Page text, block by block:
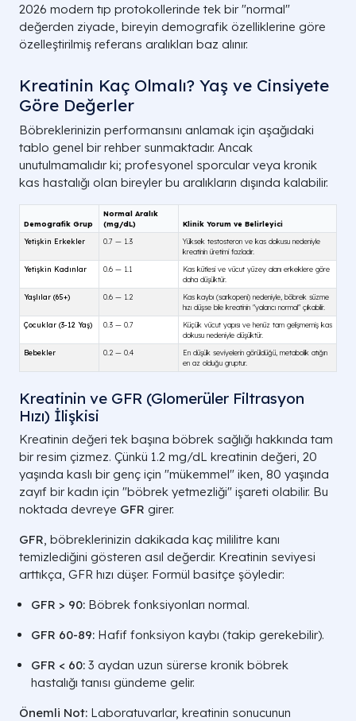
2026 modern tıp protokollerinde tek bir "normal"
değerden ziyade, bireyin demografik özelliklerine göre
özelleştirilmiş referans aralıkları baz alınır.
Kreatinin Kaç Olmalı? Yaş ve Cinsiyete
Göre Değerler
Böbreklerinizin performansını anlamak için aşağıdaki
tablo genel bir rehber sunmaktadır. Ancak
unutulmamalıdır ki; profesyonel sporcular veya kronik
kas hastalığı olan bireyler bu aralıkların dışında kalabilir.
Kreatinin ve GFR (Glomerüler Filtrasyon
Hızı) İlişkisi
Kreatinin değeri tek başına böbrek sağlığı hakkında tam
bir resim çizmez. Çünkü 1.2 mg/dL kreatinin değeri, 20
yaşında kaslı bir genç için "mükemmel" iken, 80 yaşında
zayıf bir kadın için "böbrek yetmezliği" işareti olabilir. Bu
noktada devreye GFR girer.
GFR , böbreklerinizin dakikada kaç mililitre kanı
temizlediğini gösteren asıl değerdir. Kreatinin seviyesi
arttıkça, GFR hızı düşer. Formül basitçe şöyledir:
GFR > 90: Böbrek fonksiyonları normal.
GFR 60-89: Hafif fonksiyon kaybı (takip gerekebilir).
GFR < 60: 3 aydan uzun sürerse kronik böbrek
hastalığı tanısı gündeme gelir.
Önemli Not: Laboratuvarlar, kreatinin sonucunun